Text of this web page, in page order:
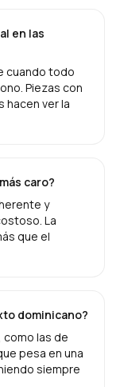
en las
cuando todo
Piezas con
ver la
caro?
y
La
que el
dominicano?
como las de
pesa en una
siempre